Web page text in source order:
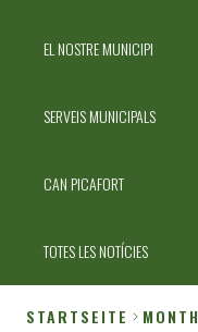
EL NOSTRE MUNICIPI
SERVEIS MUNICIPALS
CAN PICAFORT
TOTES LES NOTÍCIES
STARTSEITE MONTH